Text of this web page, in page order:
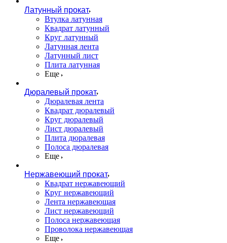
Латунный прокат
Втулка латунная
Квадрат латунный
Круг латунный
Латунная лента
Латунный лист
Плита латунная
Еще
Дюралевый прокат
Дюралевая лента
Квадрат дюралевый
Круг дюралевый
Лист дюралевый
Плита дюралевая
Полоса дюралевая
Еще
Нержавеющий прокат
Квадрат нержавеющий
Круг нержавеющий
Лента нержавеющая
Лист нержавеющий
Полоса нержавеющая
Проволока нержавеющая
Еще